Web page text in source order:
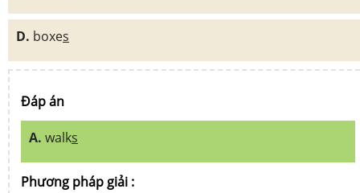
D. boxes
Đáp án
A. walks
Phương pháp giải :